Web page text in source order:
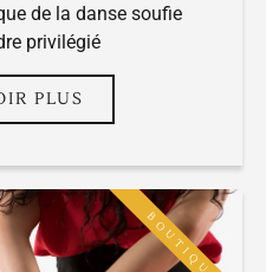
de la danse soufie
privilégié
PLUS
BOUTIQUE